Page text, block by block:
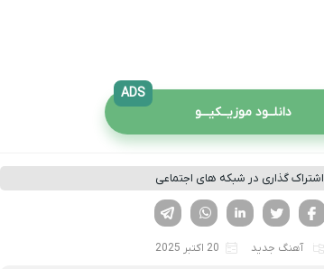
دانلــود موزیــکیـــو
ADS
اشتراک گذاری در شبکه های اجتماعی
لینکدین تویتر
فیسوک
آهنگ جدید 20 اکتبر 2025